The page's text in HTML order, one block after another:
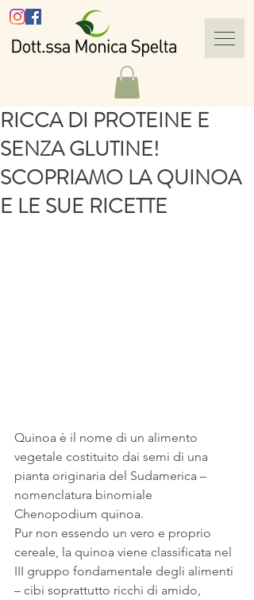
RICCA DI PROTEINE E
SENZA GLUTINE!
SCOPRIAMO LA QUINOA
E LE SUE RICETTE
Quinoa è il nome di un alimento
vegetale costituito dai semi di una
pianta originaria del Sudamerica –
nomenclatura binomiale
Chenopodium quinoa.
Pur non essendo un vero e proprio
cereale, la quinoa viene classificata nel
III gruppo fondamentale degli alimenti
– cibi soprattutto ricchi di amido,